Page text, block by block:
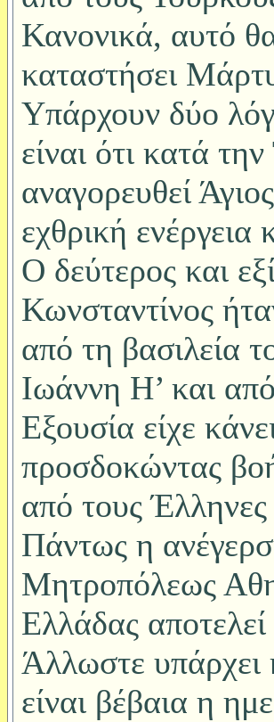
Κανονικά, αυτό
καταστήσει
Υπάρχουν δύο
είναι ότι κατά
αναγορευθεί
εχθρική
Ο δεύτερος και
Κωνσταντίνος
από τη βασιλεία
Ιωάννη Η’ και
Εξουσία είχε
προσδοκώντας
από τους
Πάντως η
Μητροπόλεως
Ελλάδας
Άλλωστε υπάρχει
είναι βέβαια η